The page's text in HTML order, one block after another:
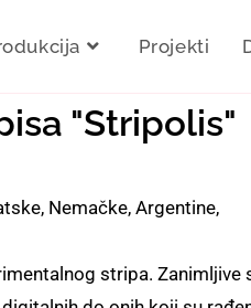
Projekti
"Stripolis"
Nemačke, Argentine,
stripa. Zanimljive